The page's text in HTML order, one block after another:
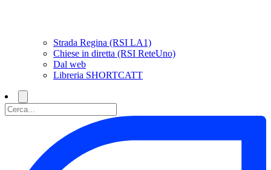
Strada Regina (RSI LA1)
Chiese in diretta (RSI ReteUno)
Dal web
Libreria SHORTCATT